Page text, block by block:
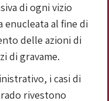
di ogni vizio
enucleata al fine di
delle azioni di
di gravame.
i casi di
rivestono